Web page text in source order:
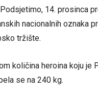
14. prosinca
nacionalnih oznaka
tržište.
količina heroina koju
se na 240 kg.